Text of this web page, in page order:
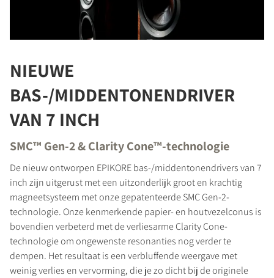
NIEUWE
BAS-/MIDDENTONENDRIVER
VAN 7 INCH
SMC™ Gen-2 & Clarity Cone™-technologie
De nieuw ontworpen EPIKORE bas-/middentonendrivers van 7
inch zijn uitgerust met een uitzonderlijk groot en krachtig
magneetsysteem met onze gepatenteerde SMC Gen-2-
technologie. Onze kenmerkende papier- en houtvezelconus is
bovendien verbeterd met de verliesarme Clarity Cone-
technologie om ongewenste resonanties nog verder te
dempen. Het resultaat is een verbluffende weergave met
weinig verlies en vervorming, die je zo dicht bij de originele